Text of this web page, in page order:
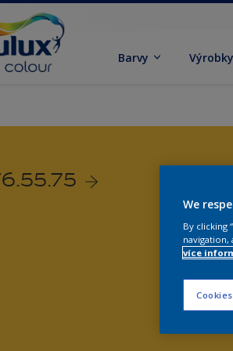
Barvy
We
By clicking
navigation,
více